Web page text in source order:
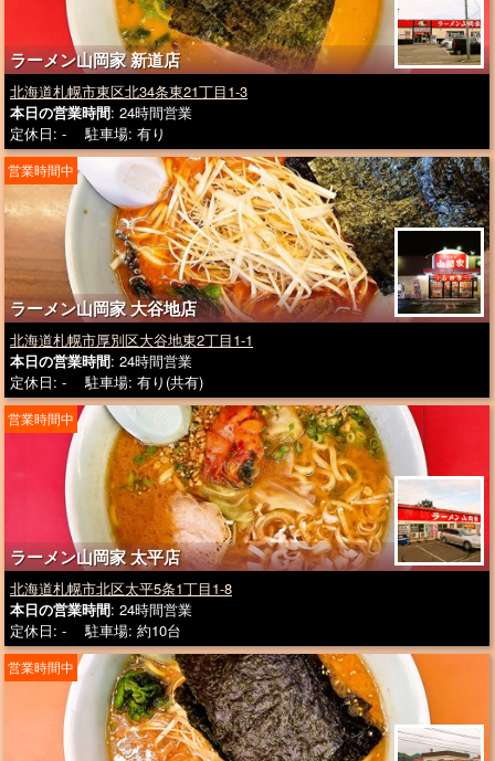
ラーメン山岡家 新道店
北海道札幌市東区北34条東21丁目1-3
本日の営業時間: 24時間営業
定休日: - 駐車場: 有り
ラーメン山岡家 大谷地店
営業時間中
北海道札幌市厚別区大谷地東2丁目1-1
本日の営業時間: 24時間営業
定休日: - 駐車場: 有り(共有)
ラーメン山岡家 太平店
営業時間中
北海道札幌市北区太平5条1丁目1-8
本日の営業時間: 24時間営業
定休日: - 駐車場: 約10台
営業時間中